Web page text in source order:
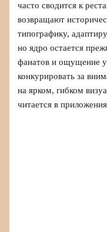
часто сводится к
возвращают
типографику,
но ядро остается
фанатов и ощущение
конкурировать за
на ярком, гибком
читается в